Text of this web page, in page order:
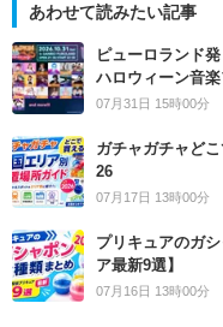
あわせて読みたい記事
ピューロランド
ハロウィーン音
07月31日 15時00分
ガチャガチャど
26
07月17日 13時00分
プリキュアのガ
ア最新9選】
07月16日 13時00分